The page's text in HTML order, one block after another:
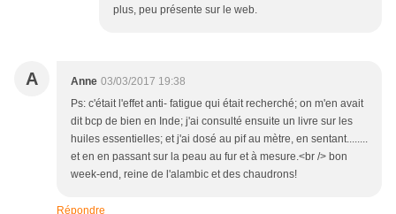
plus, peu présente sur le web.
A Anne 03/03/2017 19:38
Ps: c'était l'effet anti- fatigue qui était recherché; on m'en avait
dit bcp de bien en Inde; j'ai consulté ensuite un livre sur les
huiles essentielles; et j'ai dosé au pif au mètre, en sentant........
et en en passant sur la peau au fur et à mesure.<br /> bon
week-end, reine de l'alambic et des chaudrons!
Répondre